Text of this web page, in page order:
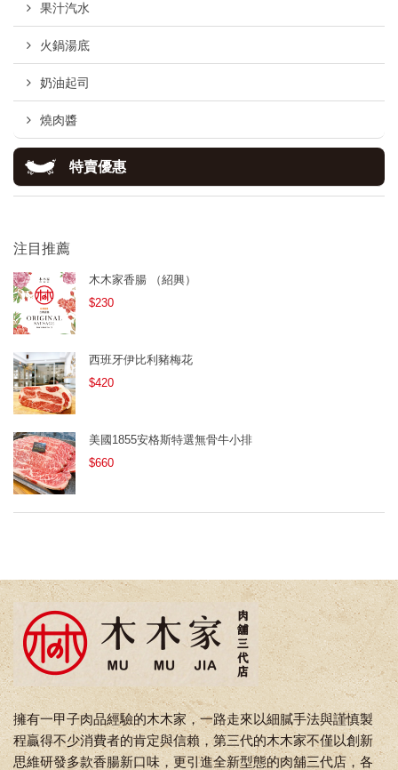
果汁汽水
火鍋湯底
奶油起司
燒肉醬
特賣優惠
注目推薦
木木家香腸 （紹興）
$230
西班牙伊比利豬梅花
$420
美國1855安格斯特選無骨牛小排
$660
擁有一甲子肉品經驗的木木家，一路走來以細膩手法與謹慎製
程贏得不少消費者的肯定與信賴，第三代的木木家不僅以創新
思維研發多款香腸新口味，更引進全新型態的肉舖三代店，各